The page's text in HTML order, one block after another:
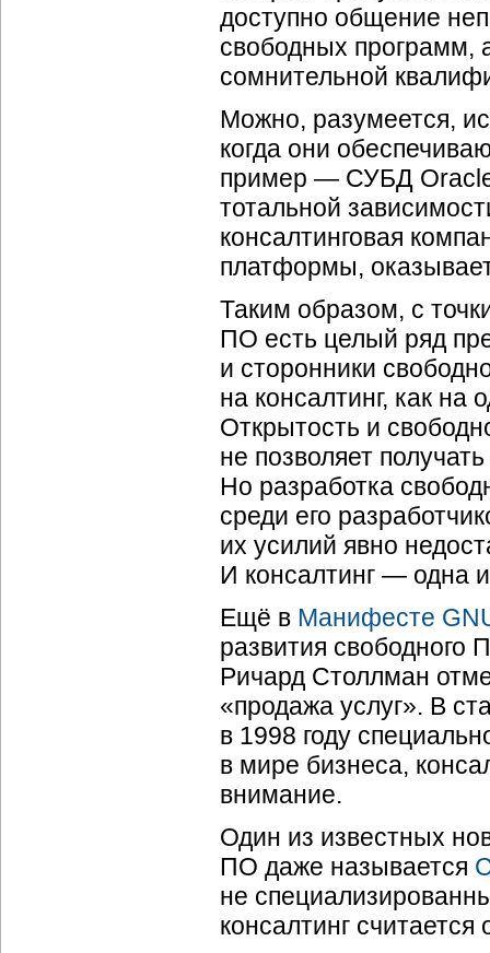
доступно общение
свободных программ,
сомнительной
Можно, разумеется,
когда они
пример — СУБД
тотальной
консалтинговая
платформы,
Таким образом, с
ПО есть целый ряд
и сторонники
на консалтинг, как
Открытость и
не позволяет
Но разработка
среди его
их усилий явно
И консалтинг — одна
Ещё в Манифесте
развития свободного
Ричард Столлман
«продажа услуг». В
в 1998 году
в мире бизнеса,
внимание.
Один из известных
ПО даже называется
не
консалтинг